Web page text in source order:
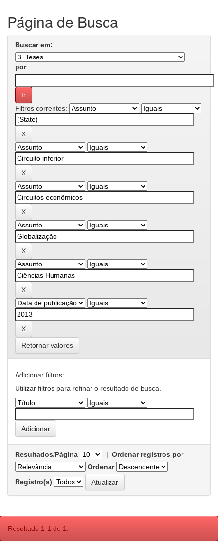
Página de Busca
Buscar em:
por
Filtros correntes:
Retornar valores
Adicionar filtros:
Utilizar filtros para refinar o resultado de busca.
Resultados/Página | Ordenar registros por
Ordenar
Registro(s)
Resultado 1-1 de 1.